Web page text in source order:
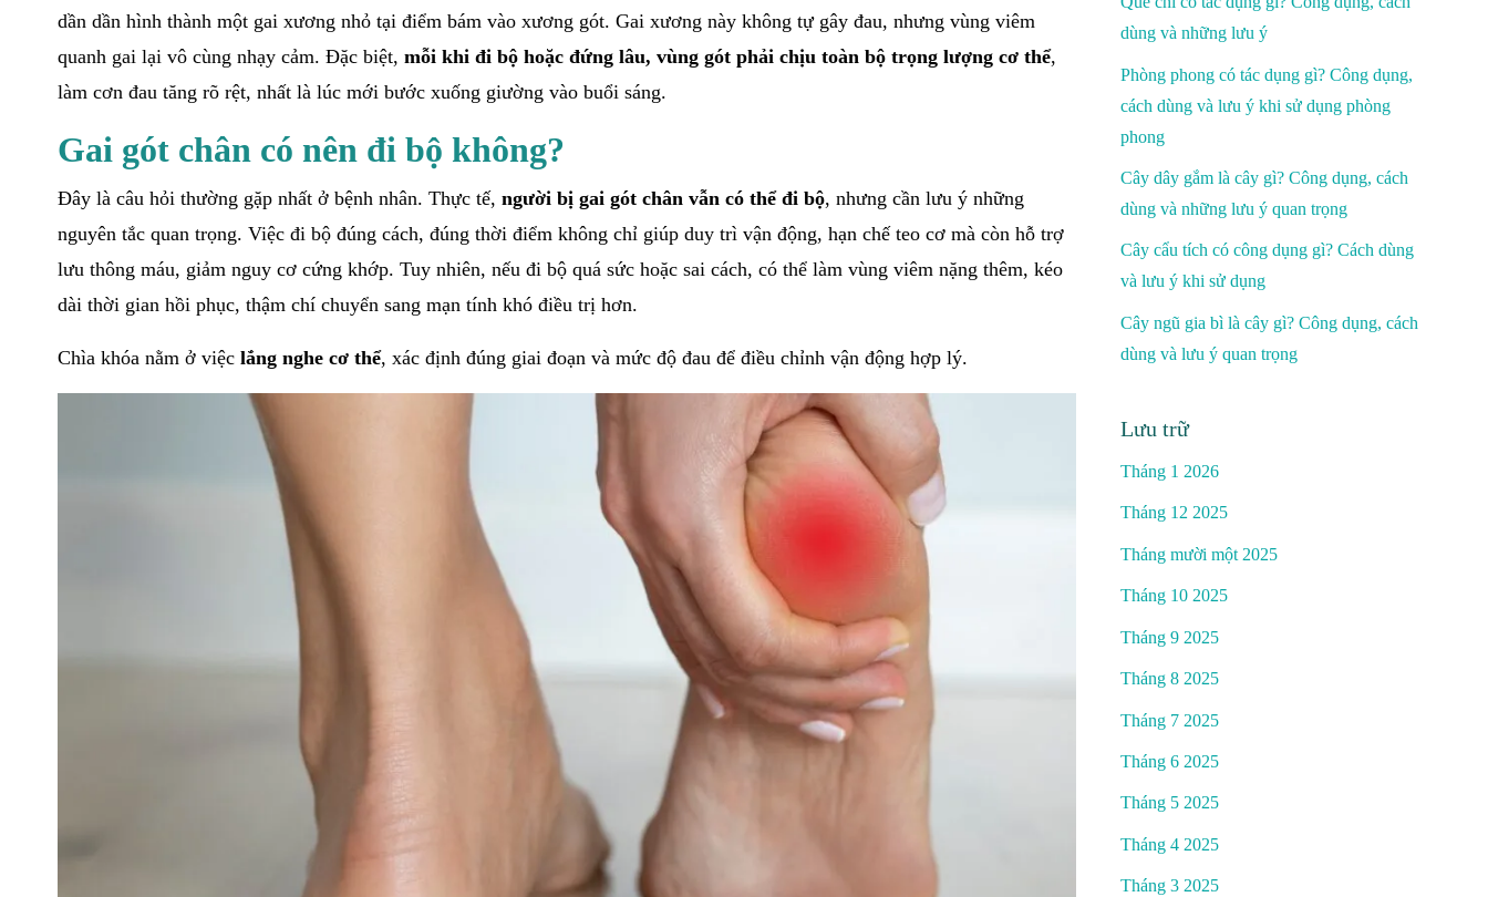
dần dần hình thành một gai xương nhỏ tại điểm bám vào xương gót. Gai xương này không tự gây đau, nhưng vùng viêm
quanh gai lại vô cùng nhạy cảm. Đặc biệt, mỗi khi đi bộ hoặc đứng lâu, vùng gót phải chịu toàn bộ trọng lượng cơ thể,
làm cơn đau tăng rõ rệt, nhất là lúc mới bước xuống giường vào buổi sáng.
Gai gót chân có nên đi bộ không?
Đây là câu hỏi thường gặp nhất ở bệnh nhân. Thực tế, người bị gai gót chân vẫn có thể đi bộ, nhưng cần lưu ý những
nguyên tắc quan trọng. Việc đi bộ đúng cách, đúng thời điểm không chỉ giúp duy trì vận động, hạn chế teo cơ mà còn hỗ trợ
lưu thông máu, giảm nguy cơ cứng khớp. Tuy nhiên, nếu đi bộ quá sức hoặc sai cách, có thể làm vùng viêm nặng thêm, kéo
dài thời gian hồi phục, thậm chí chuyển sang mạn tính khó điều trị hơn.
Chìa khóa nằm ở việc lắng nghe cơ thể, xác định đúng giai đoạn và mức độ đau để điều chỉnh vận động hợp lý.
dùng và những lưu ý
Phòng phong có tác dụng gì? Công dụng,
cách dùng và lưu ý khi sử dụng phòng
phong
Cây dây gắm là cây gì? Công dụng, cách
dùng và những lưu ý quan trọng
Cây cẩu tích có công dụng gì? Cách dùng
và lưu ý khi sử dụng
Cây ngũ gia bì là cây gì? Công dụng, cách
dùng và lưu ý quan trọng
Lưu trữ
Tháng 1 2026
Tháng 12 2025
Tháng mười một 2025
Tháng 10 2025
Tháng 9 2025
Tháng 8 2025
Tháng 7 2025
Tháng 6 2025
Tháng 5 2025
Tháng 4 2025
Tháng 3 2025